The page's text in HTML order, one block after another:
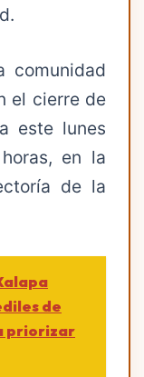
comunidad
el cierre de
este lunes
en la
de la
de
priorizar